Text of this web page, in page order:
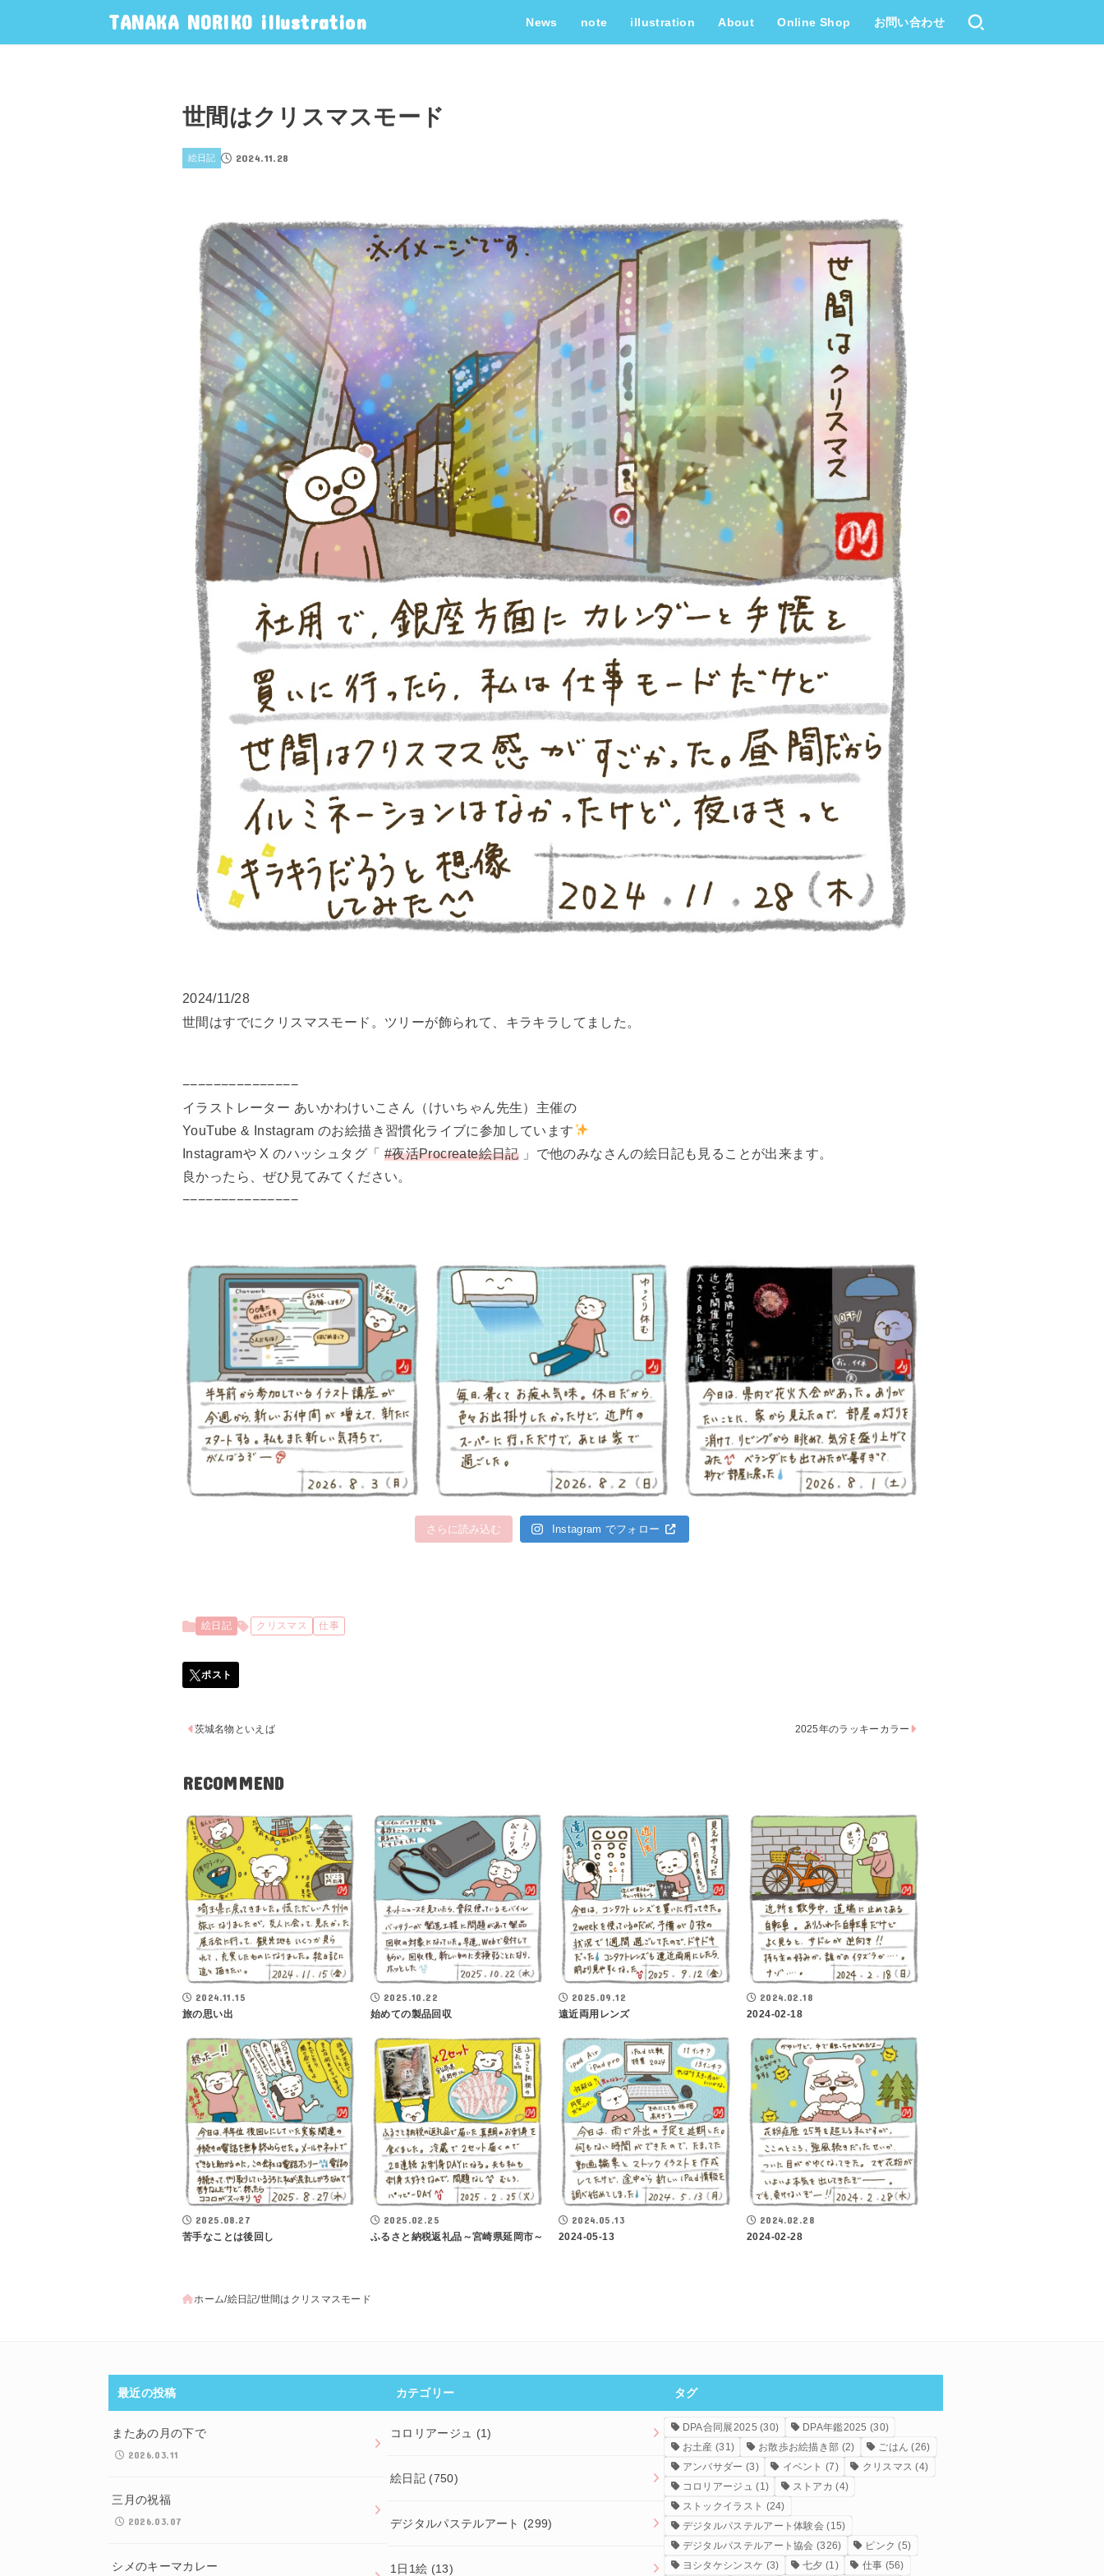
TANAKA NORIKO illustration News note illustration About Online Shop お問い合わせ
世間はクリスマスモード
絵日記 2024.11.28
2024/11/28
世間はすでにクリスマスモード。ツリーが飾られて、キラキラしてました。
−−−−−−−−−−−−−−−
イラストレーター あいかわけいこさん（けいちゃん先生）主催の
YouTube & Instagram のお絵描き習慣化ライブに参加しています
Instagramや X のハッシュタグ「 #夜活Procreate絵日記」で他のみなさんの絵日記も見ることが出来ます。
良かったら、ぜひ見てみてください。
−−−−−−−−−−−−−−−
さらに読み込む Instagram でフォロー
絵日記 クリスマス 仕事
2025年のラッキーカラー
茨城名物といえば
RECOMMEND
2024.11.15
旅の思い出
2025.10.22
始めての製品回収
2025.09.12
遠近両用レンズ
2024.02.18
2024-02-18
2025.08.27
苦手なことは後回し
2025.02.25
ふるさと納税返礼品～宮崎県延岡市～
2024.05.13
2024-05-13
2024.02.28
2024-02-28
ホーム 絵日記 世間はクリスマスモード
最近の投稿
またあの月の下で
2026.03.11
三月の祝福
2026.03.07
シメのキーマカレー
カテゴリー
コロリアージュ (1)
絵日記 (750)
デジタルパステルアート (299)
1日1絵 (13)
タグ
DPA合同展2025 (30) DPA年鑑2025 (30)
お土産 (31) お散歩お絵描き部 (2) ごはん (26)
アンバサダー (3) イベント (7) クリスマス (4)
コロリアージュ (1) ストアカ (4)
ストックイラスト (24)
デジタルパステルアート体験会 (15)
デジタルパステルアート協会 (326) ピンク (5)
ヨシタケシンスケ (3) 七夕 (1) 仕事 (56)